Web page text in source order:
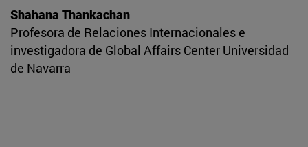
Shahana Thankachan
Profesora de Relaciones Internacionales e
investigadora de Global Affairs Center Universidad
de Navarra